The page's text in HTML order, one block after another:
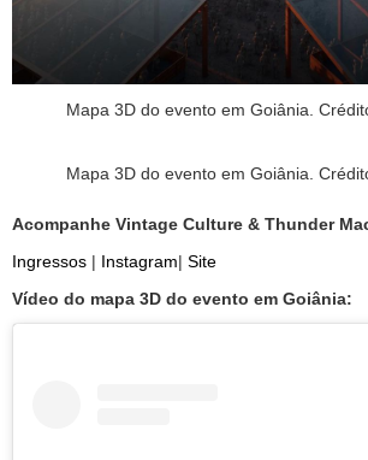
Mapa 3D do evento em Goiânia.
Mapa 3D do evento em Goiânia.
Acompanhe Vintage Culture & Thunder
Ingressos | Instagram| Site
Vídeo do mapa 3D do evento em Goiânia: